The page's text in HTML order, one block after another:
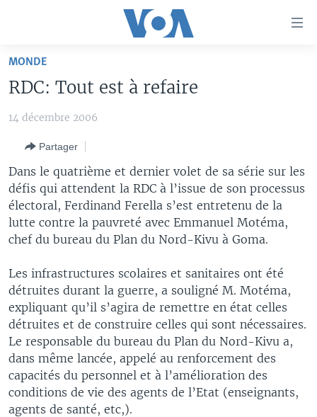
Retour
navigation
Retour
la
recherche
MONDE
SPORT
VOA60 AFRIQUE
WASHINGTON FORUM
CORRESPONDANT VOA
FOCUS SAHEL
VOUS + NOUS
CARNET DE SANTÉ
RADIO
LE MONDE AUJOURD'HUI
À VOTRE AVIS
VOTRE SANTÉ VOTRE AVENIR
LE MONDE AU FÉMININ
DIALOGUE DES RELIGIONS
RM SHOW
AUTRES LANGUES
BAMBARA
FULFULDE
LINGALA
Apprenez L'anglais
SUIVEZ-NOUS
Langues
MONDE
RDC: Tout est à refaire
14 décembre 2006
Partager
Dans le quatrième et dernier volet de sa série sur les
défis qui attendent la RDC à l’issue de son processus
électoral, Ferdinand Ferella s’est entretenu de la
lutte contre la pauvreté avec Emmanuel Motéma,
chef du bureau du Plan du Nord-Kivu à Goma.
Les infrastructures scolaires et sanitaires ont été
détruites durant la guerre, a souligné M. Motéma,
expliquant qu’il s’agira de remettre en état celles
détruites et de construire celles qui sont nécessaires.
Le responsable du bureau du Plan du Nord-Kivu a,
dans même lancée, appelé au renforcement des
capacités du personnel et à l’amélioration des
conditions de vie des agents de l’Etat (enseignants,
agents de santé, etc,).